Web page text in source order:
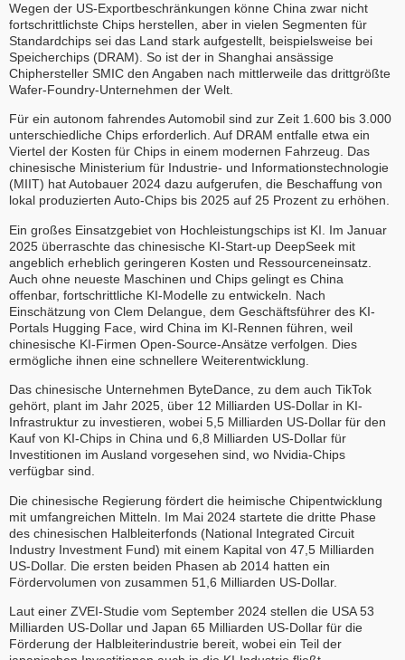
Wegen der US-Exportbeschränkungen könne China zwar nicht
fortschrittlichste Chips herstellen, aber in vielen Segmenten für
Standardchips sei das Land stark aufgestellt, beispielsweise bei
Speicherchips (DRAM). So ist der in Shanghai ansässige
Chiphersteller SMIC den Angaben nach mittlerweile das drittgrößte
Wafer-Foundry-Unternehmen der Welt.
Für ein autonom fahrendes Automobil sind zur Zeit 1.600 bis 3.000
unterschiedliche Chips erforderlich. Auf DRAM entfalle etwa ein
Viertel der Kosten für Chips in einem modernen Fahrzeug. Das
chinesische Ministerium für Industrie- und Informationstechnologie
(MIIT) hat Autobauer 2024 dazu aufgerufen, die Beschaffung von
lokal produzierten Auto-Chips bis 2025 auf 25 Prozent zu erhöhen.
Ein großes Einsatzgebiet von Hochleistungschips ist KI. Im Januar
2025 überraschte das chinesische KI-Start-up DeepSeek mit
angeblich erheblich geringeren Kosten und Ressourceneinsatz.
Auch ohne neueste Maschinen und Chips gelingt es China
offenbar, fortschrittliche KI-Modelle zu entwickeln. Nach
Einschätzung von Clem Delangue, dem Geschäftsführer des KI-
Portals Hugging Face, wird China im KI-Rennen führen, weil
chinesische KI-Firmen Open-Source-Ansätze verfolgen. Dies
ermögliche ihnen eine schnellere Weiterentwicklung.
Das chinesische Unternehmen ByteDance, zu dem auch TikTok
gehört, plant im Jahr 2025, über 12 Milliarden US-Dollar in KI-
Infrastruktur zu investieren, wobei 5,5 Milliarden US-Dollar für den
Kauf von KI-Chips in China und 6,8 Milliarden US-Dollar für
Investitionen im Ausland vorgesehen sind, wo Nvidia-Chips
verfügbar sind.
Die chinesische Regierung fördert die heimische Chipentwicklung
mit umfangreichen Mitteln. Im Mai 2024 startete die dritte Phase
des chinesischen Halbleiterfonds (National Integrated Circuit
Industry Investment Fund) mit einem Kapital von 47,5 Milliarden
US-Dollar. Die ersten beiden Phasen ab 2014 hatten ein
Fördervolumen von zusammen 51,6 Milliarden US-Dollar.
Laut einer ZVEI-Studie vom September 2024 stellen die USA 53
Milliarden US-Dollar und Japan 65 Milliarden US-Dollar für die
Förderung der Halbleiterindustrie bereit, wobei ein Teil der